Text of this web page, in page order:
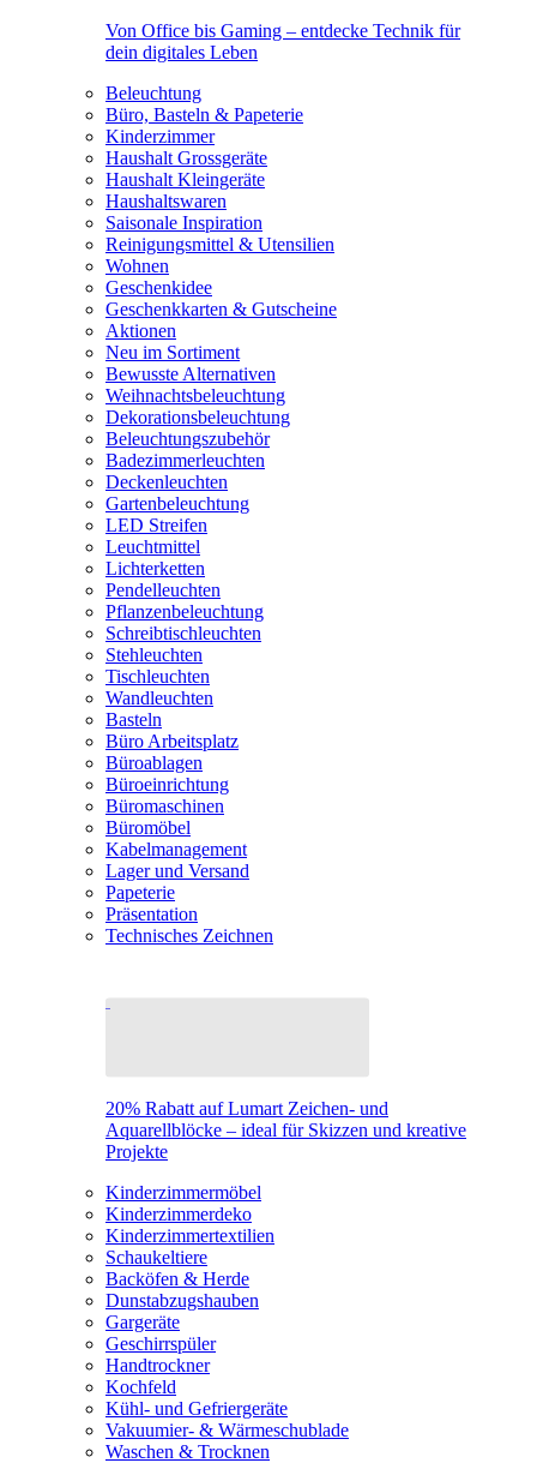
Von Office bis Gaming – entdecke Technik für
dein digitales Leben
Beleuchtung
Büro, Basteln & Papeterie
Kinderzimmer
Haushalt Grossgeräte
Haushalt Kleingeräte
Haushaltswaren
Saisonale Inspiration
Reinigungsmittel & Utensilien
Wohnen
Geschenkidee
Geschenkkarten & Gutscheine
Aktionen
Neu im Sortiment
Bewusste Alternativen
Weihnachtsbeleuchtung
Dekorationsbeleuchtung
Beleuchtungszubehör
Badezimmerleuchten
Deckenleuchten
Gartenbeleuchtung
LED Streifen
Leuchtmittel
Lichterketten
Pendelleuchten
Pflanzenbeleuchtung
Schreibtischleuchten
Stehleuchten
Tischleuchten
Wandleuchten
Basteln
Büro Arbeitsplatz
Büroablagen
Büroeinrichtung
Büromaschinen
Büromöbel
Kabelmanagement
Lager und Versand
Papeterie
Präsentation
Technisches Zeichnen
20% Rabatt auf Lumart Zeichen- und
Aquarellblöcke – ideal für Skizzen und kreative
Projekte
Kinderzimmermöbel
Kinderzimmerdeko
Kinderzimmertextilien
Schaukeltiere
Backöfen & Herde
Dunstabzugshauben
Gargeräte
Geschirrspüler
Handtrockner
Kochfeld
Kühl- und Gefriergeräte
Vakuumier- & Wärmeschublade
Waschen & Trocknen